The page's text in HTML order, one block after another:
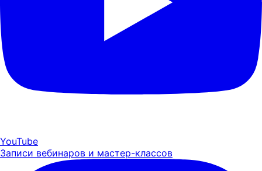
YouTube
Записи вебинаров и мастер-классов